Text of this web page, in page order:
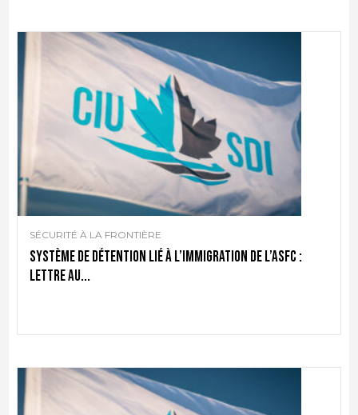
SÉCURITÉ À LA FRONTIÈRE
Système de détention lié à l’immigration de l’ASFC :
lettre au...